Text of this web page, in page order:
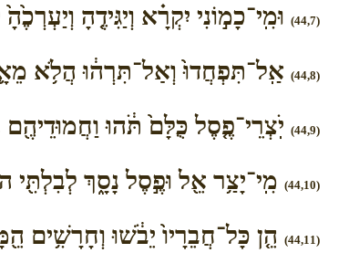
(44,7) וּמִֽי־כָמ֣וֹנִי יִקְרָ֗א וְיַגִּידֶ֤הָ
(44,8) אַֽל־תִּפְחֲדוּ֙ וְאַל־תִּרְה֔וּ הֲלֹ֥א
(44,9) יֹֽצְרֵי־פֶ֤סֶל כֻּלָּם֙ תֹּ֔הוּ וַחֲמוּדֵיהֶ֖ם
(44,10) מִֽי־יָצַ֥ר אֵ֖ל וּפֶ֣סֶל נָסָ֑ךְ לְבִלְתִּ֖י
(44,11) הֵ֤ן כָּל־חֲבֵרָיו֙ יֵבֹ֔שׁוּ וְחָרָשִׁ֥ים